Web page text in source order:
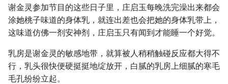
谢金灵参加节目的这些日子里，庄启玉每晚洗完澡出来都会
涂她桃子味道的身体乳，就连出差也会把她的身体乳带上，
这味道仿佛一剂安神剂，庄启玉只有闻到才能睡一个好觉。
乳房是谢金灵的敏感地带，就算被人稍稍触碰反应都大得不
行，乳头很快便硬挺挺地绽放开，白腻的乳房上细腻的寒毛
毛孔纷纷立起。